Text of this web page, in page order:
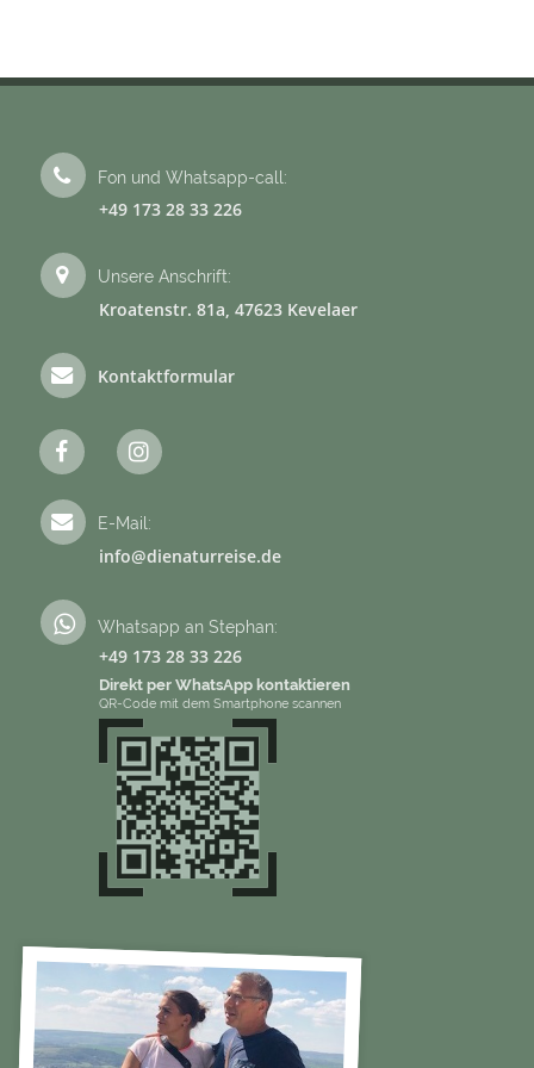
Preis
Fon und Whatsapp-call:
+49 173 28 33 226
Unsere Anschrift:
Kroatenstr. 81a, 47623 Kevelaer
Kontaktformular
E-Mail:
info@dienaturreise.de
Whatsapp an Stephan:
+49 173 28 33 226
Direkt per WhatsApp kontaktieren
QR-Code mit dem Smartphone scannen